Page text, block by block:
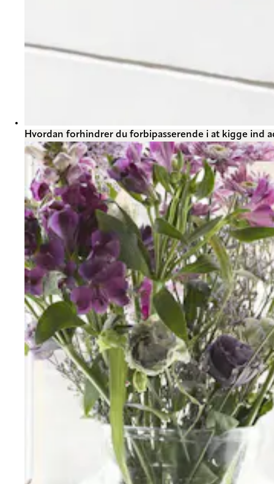
Hvordan forhindrer du forbipasserende i at kigge ind